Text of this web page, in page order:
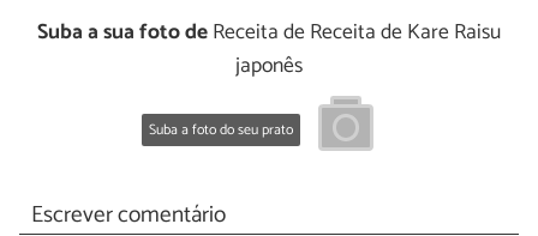
Suba a sua foto deReceita de Receita de Kare Raisu
japonês
Suba a foto do seu prato
Escrever comentário